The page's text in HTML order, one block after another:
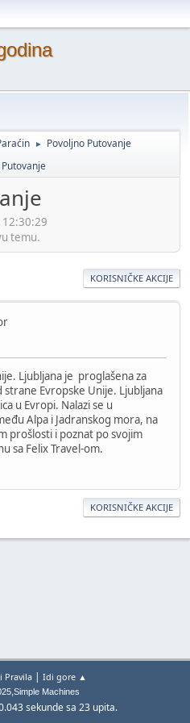
► Povoljno Putovanje
temu.
KORISNIČKE AKCIJE
Ljubljana je proglašena za
Evropske Unije. Ljubljana
u Evropi. Nalazi se u
Alpa i Jadranskog mora, na
prošlosti i poznat po svojim
sa Felix Travel-om.
KORISNIČKE AKCIJE
Pravila| Idi gore ▲
,Simple Machines
sekunde sa 23 upita.